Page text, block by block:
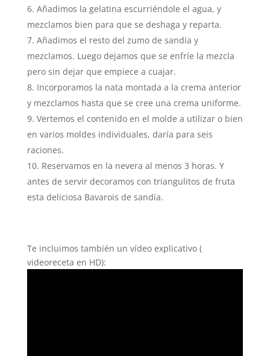
Añadimos la gelatina escurriéndole el agua, y
mezclamos bien para que se deshaga y reparta.
Añadimos el resto del zumo de sandía y
mezclamos. Luego dejamos que se enfríe la mezcla
pero sin dejar que empiece a cuajar.
Incorporamos la nata montada a la crema anterior
y mezclamos hasta que se cree una crema uniforme.
Vertemos el contenido en el molde a utilizar o bien
en varios moldes individuales, daría para seis
raciones.
Reservamos en la nevera al menos 3 horas. Y
antes de servir decoramos con triangulitos de fruta
esta deliciosa Bavarois de sandía.
Te incluimos también un vídeo explicativo (
videoreceta en HD):